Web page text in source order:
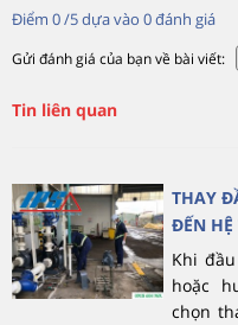
Điểm 0/5 dựa vào 0đánh giá
Gửi đánh giá của bạn về bài viết:
Tin liên quan
THAY
ĐẾN HỆ
Khi
hoặc
chọn